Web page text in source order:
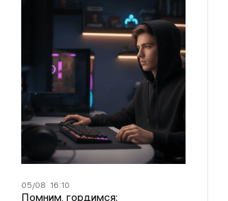
05/08 16:10
Помним, гордимся: